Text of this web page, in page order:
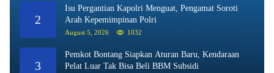
2
Isu Pergantian Kapolri Menguat, Pengamat Soroti
Arah Kepemimpinan Polri
August 5, 2026 1032
3
Pemkot Bontang Siapkan Aturan Baru, Kendaraan
Pelat Luar Tak Bisa Beli BBM Subsidi